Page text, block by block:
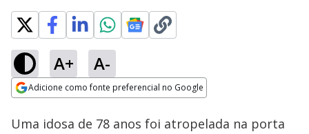
A+ A-
Adicione como fonte preferencial no Google
Ativar
Loaded
59.00%
Uma idosa de 78 anos foi atropelada na porta